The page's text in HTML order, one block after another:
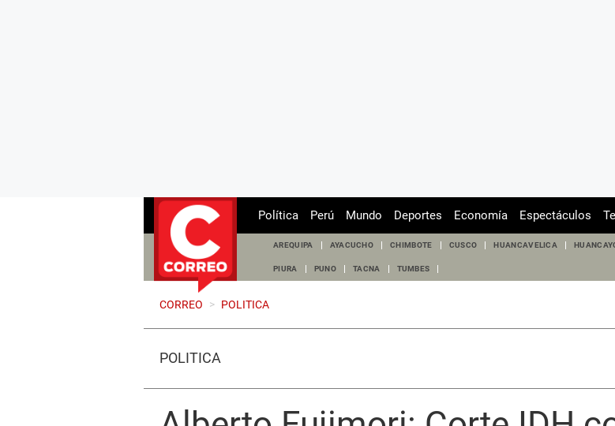
Política Perú Mundo Deportes Economía Espectáculos
AREQUIPA AYACUCHO CHIMBOTE CUSCO HUANCAVELICA
PIURA PUNO TACNA TUMBES
CORREO > POLITICA
POLÍTICA